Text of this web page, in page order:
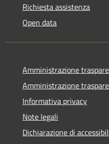
Richiesta assistenza
Open data
Amministrazione
Amministrazione
Informativa privacy
Note legali
Dichiarazione di